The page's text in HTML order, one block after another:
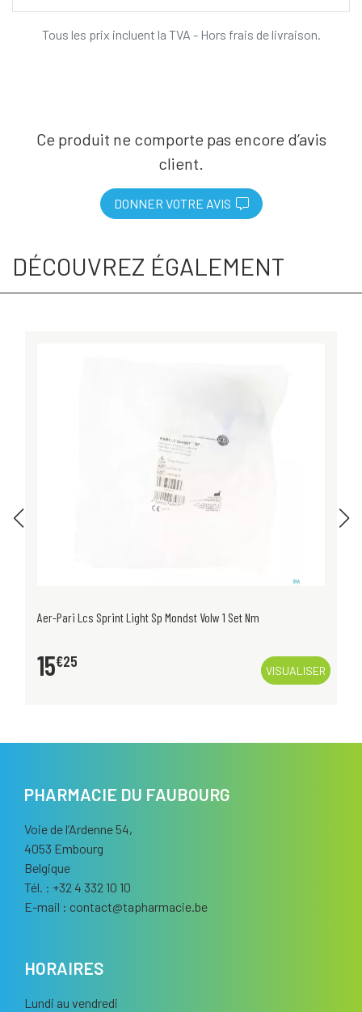
Tous les prix incluent la TVA - Hors frais de livraison.
Ce produit ne comporte pas encore d’avis
client.
DONNER VOTRE AVIS
DÉCOUVREZ ÉGALEMENT
Aer-Pari Lcs Sprint Light Sp Mondst Volw 1 Set Nm
15€25
VISUALISER
PHARMACIE DU FAUBOURG
Voie de l’Ardenne 54,
4053 Embourg
Belgique
Tél. : +32 4 332 10 10
E-mail : contact@tapharmacie.be
HORAIRES
Lundi au vendredi